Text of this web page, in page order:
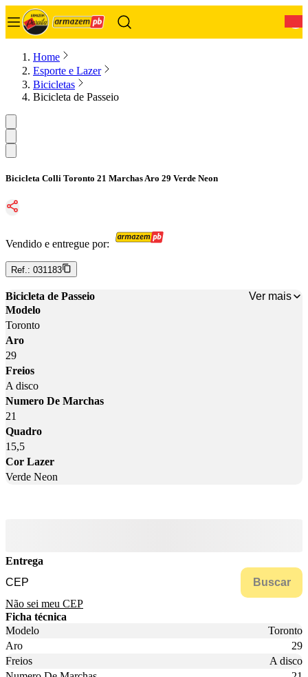
Home
Esporte e Lazer
Bicicletas
Bicicleta de Passeio
Bicicleta Colli Toronto 21 Marchas Aro 29 Verde Neon
Vendido e entregue por:
Ref.: 031183
Bicicleta de Passeio
Ver mais
Modelo
Toronto
Aro
29
Freios
A disco
Numero De Marchas
21
Quadro
15,5
Cor Lazer
Verde Neon
Entrega
Buscar
Não sei meu CEP
Ficha técnica
Modelo
Toronto
Aro
29
Freios
A disco